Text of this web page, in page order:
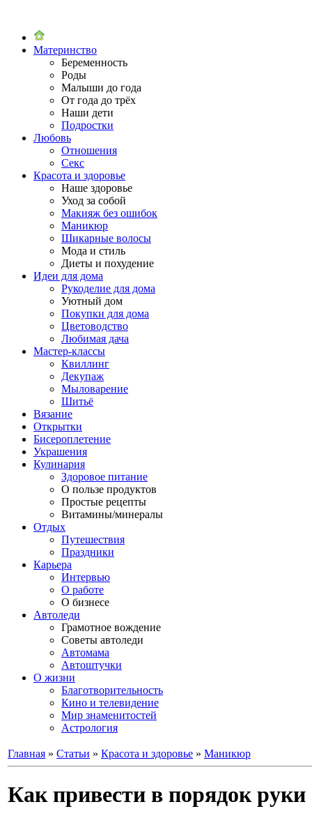
Материнство
Беременность
Роды
Малыши до года
От года до трёх
Наши дети
Подростки
Любовь
Отношения
Секс
Красота и здоровье
Наше здоровье
Уход за собой
Макияж без ошибок
Маникюр
Шикарные волосы
Мода и стиль
Диеты и похудение
Идеи для дома
Рукоделие для дома
Уютный дом
Покупки для дома
Цветоводство
Любимая дача
Мастер-классы
Квиллинг
Декупаж
Мыловарение
Шитьё
Вязание
Открытки
Бисероплетение
Украшения
Кулинария
Здоровое питание
О пользе продуктов
Простые рецепты
Витамины/минералы
Отдых
Путешествия
Праздники
Карьера
Интервью
О работе
О бизнесе
Автоледи
Грамотное вождение
Советы автоледи
Автомама
Автоштучки
О жизни
Благотворительность
Кино и телевидение
Мир знаменитостей
Астрология
Главная » Статьи » Красота и здоровье » Маникюр
Как привести в порядок руки